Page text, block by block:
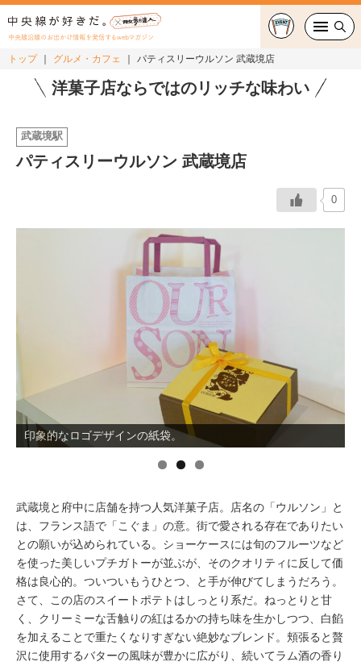
中央線沿線のお出かけ情報を発信するwebマガジン
グルメ・カフェ
おでかけ
イベント情報
おしらせ
トップ グルメ・カフェ パティスリーウルソン 武蔵境店
洋菓子店ならではのリッチな味わい
武蔵境駅
パティスリーウルソン 武蔵境店
0
印象的なロゴデザインの紙袋。
武蔵境と府中に店舗を持つ人気洋菓子店。店名の「ウルソン」と
は、フランス語で「こぐま」の意。街で愛される存在でありたい
との願いが込められている。ショーケースには旬のフルーツなど
を使った美しいプチガトーが並ぶが、そのクオリティに反して価
格は良心的。ついついもうひとつ、と手が伸びてしまうだろう。
さて、この店のスイートポテトはしっとり系だ。ねっとりと甘
く、クリーミーな舌触りの紅はるかの持ち味を生かしつつ、白餡
を加えることで重たくなりすぎない絶妙なブレンド。頬張ると贅
沢に使用するバターの風味が豊かに広がり、続いてラム酒の香り